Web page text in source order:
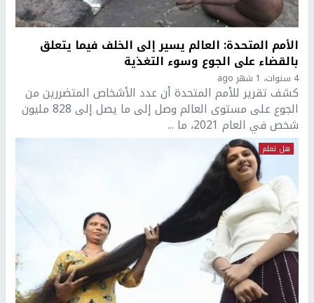
الأمم المتحدة: العالم يسير إلى الخلف فيما يتعلق
بالقضاء على الجوع وسوء التغذية
4 سنوات، 1 شهر ago
كشف تقرير للأمم المتحدة أن عدد الأشخاص المتضررين من
الجوع على مستوى العالم وصل إلى ما يصل إلى 828 مليون
شخص في العام 2021، ما ...
هل تعلم